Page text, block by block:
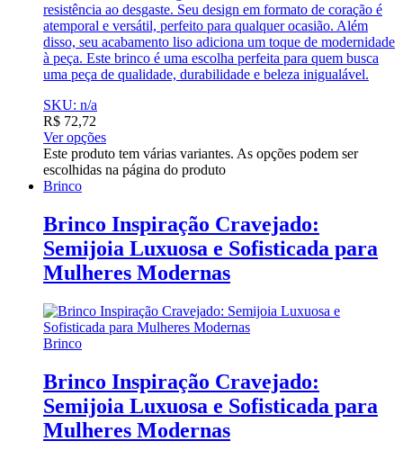
resistência ao desgaste. Seu design em formato de coração é
atemporal e versátil, perfeito para qualquer ocasião. Além
disso, seu acabamento liso adiciona um toque de modernidade
à peça. Este brinco é uma escolha perfeita para quem busca
uma peça de qualidade, durabilidade e beleza inigualável.
SKU: n/a
R$ 72,72
Ver opções
Este produto tem várias variantes. As opções podem ser
escolhidas na página do produto
Brinco
Brinco Inspiração Cravejado:
Semijoia Luxuosa e Sofisticada para
Mulheres Modernas
Brinco
Brinco Inspiração Cravejado:
Semijoia Luxuosa e Sofisticada para
Mulheres Modernas